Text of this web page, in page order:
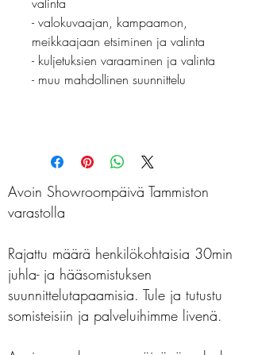
- valokuvaajan, kampaamon,
meikkaajaan etsiminen ja valinta
- kuljetuksien varaaminen ja valinta
- muu mahdollinen suunnittelu
Avoin Showroompäivä Tammiston
varastolla
Rajattu määrä henkilökohtaisia 30min
juhla- ja hääsomistuksen
suunnittelutapaamisia. Tule ja tutustu
somisteisiin ja palveluihimme livenä.